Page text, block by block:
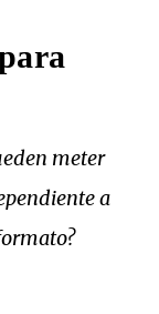
meter
a